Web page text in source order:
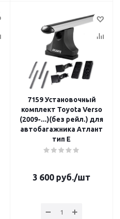
7159 Установочный
комплект Toyota Verso
(2009-...)(без рейл.) для
автобагажника Атлант
тип E
3 600 руб./шт